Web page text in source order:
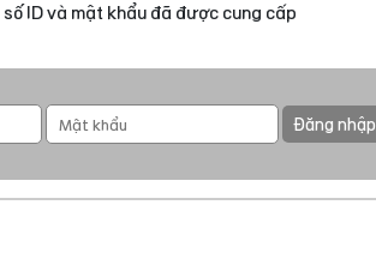
ID và mật khẩu đã được cung cấp
Đăng nhập